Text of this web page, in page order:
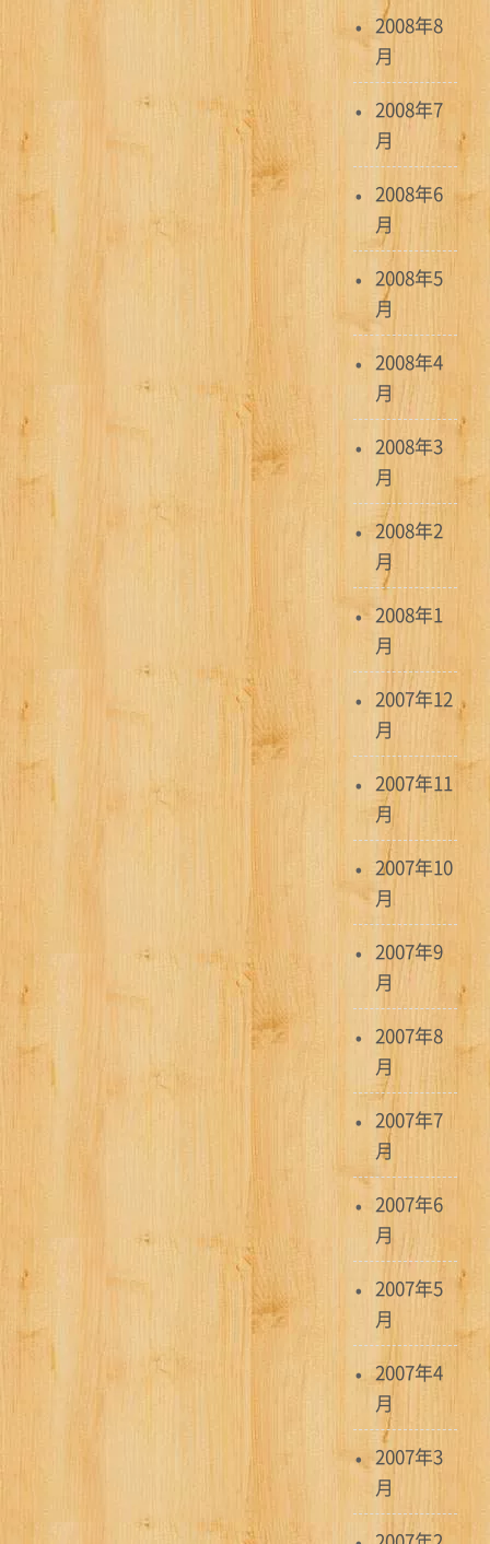
2008年8
月
2008年7
月
2008年6
月
2008年5
月
2008年4
月
2008年3
月
2008年2
月
2008年1
月
2007年12
月
2007年11
月
2007年10
月
2007年9
月
2007年8
月
2007年7
月
2007年6
月
2007年5
月
2007年4
月
2007年3
月